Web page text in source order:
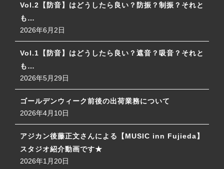
Vol.2【防音】はどうしたら良い？防振？制振？それと
も…
2026年6月2日
Vol.1【防音】はどうしたら良い？遮音？吸音？それと
も…
2026年5月29日
ゴールデンウィーク前後の出荷業務について
2026年4月10日
アジカン後藤正文さんによる【MUSIC inn Fujieda】
スタジオ紹介動画です★
2026年1月20日